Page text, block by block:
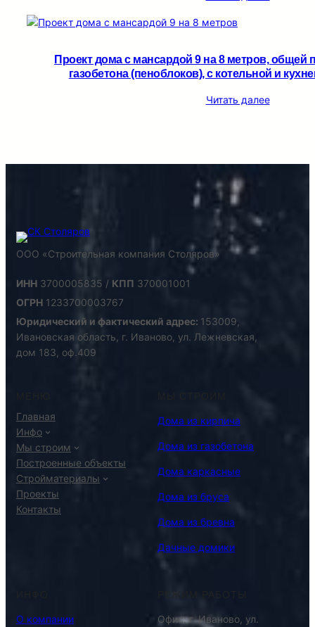
Проект дома с мансардой 9 на 8 метров, общей
газобетона (пеноблоков), c котельной и
Читать далее
ООО «Строительная компания Столяров»
ИНН 3700005835 / КПП 370001001
ОГРН 1233700003767
Юридический и фактический адрес: 153009,
Ивановская область, г. Иваново, ул. Лежневская,
дом 183, оф.409
Главная
Инфо
Мы строим
Построенные объекты
Стройматериалы
Проекты
Контакты
Дома из кирпича
Дома из газобетона
Дома каркасные
Дома из бруса
Дома из бревна
Дачные домики
О компании
Офис: г. Иваново, ул.